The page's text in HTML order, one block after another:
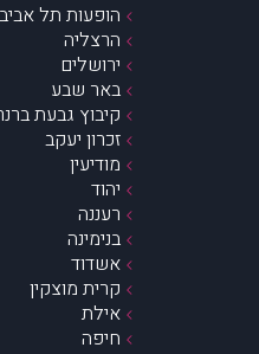
הופעות תל
הרצליה
ירושלים
באר שבע
קיבוץ גבעת
זכרון יעקב
מודיעין
יהוד
רעננה
בנימינה
אשדוד
קרית מוצקין
אילת
חיפה